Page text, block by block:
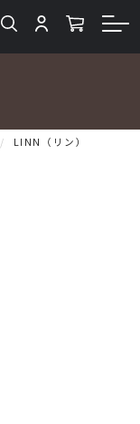
LINN（リン）